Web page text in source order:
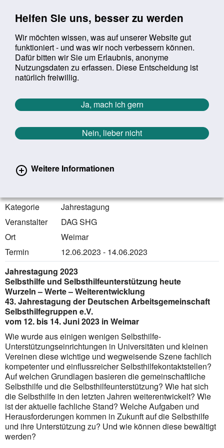
Helfen Sie uns, besser zu werden
Wir möchten wissen, was auf unserer Website gut
funktioniert - und was wir noch verbessern können.
Dafür bitten wir Sie um Erlaubnis, anonyme
Nutzungsdaten zu erfassen. Diese Entscheidung ist
natürlich freiwillig.
Ja, mach ich gern
Nein, lieber nicht
Weitere Informationen
Suchbegriff:
Sie befinden sich hier:
Startseite Aktuelles Veranstaltungen
Veranstaltungen
Selbsthilfe und
Kategorie
Jahrestagung
Veranstalter
DAG SHG
Ort
Weimar
Termin
12.06.2023 - 14.06.2023
Jahrestagung 2023
Selbsthilfe und Selbsthilfeunterstützung heute
Wurzeln – Werte – Weiterentwicklung
43. Jahrestagung der Deutschen Arbeitsgemeinschaft
Selbsthilfegruppen e.V.
vom 12. bis 14. Juni 2023 in Weimar
Wie wurde aus einigen wenigen Selbsthilfe-
Unterstützungseinrichtungen in Universitäten und kleinen
Vereinen diese wichtige und wegweisende Szene fachlich
kompetenter und einflussreicher Selbsthilfekontaktstellen?
Auf welchen Grundlagen basieren die gemeinschaftliche
Selbsthilfe und die Selbsthilfeunterstützung? Wie hat sich
die Selbsthilfe in den letzten Jahren weiterentwickelt? Wie
ist der aktuelle fachliche Stand? Welche Aufgaben und
Herausforderungen kommen in Zukunft auf die Selbsthilfe
und ihre Unterstützung zu? Und wie können diese bewältigt
werden?